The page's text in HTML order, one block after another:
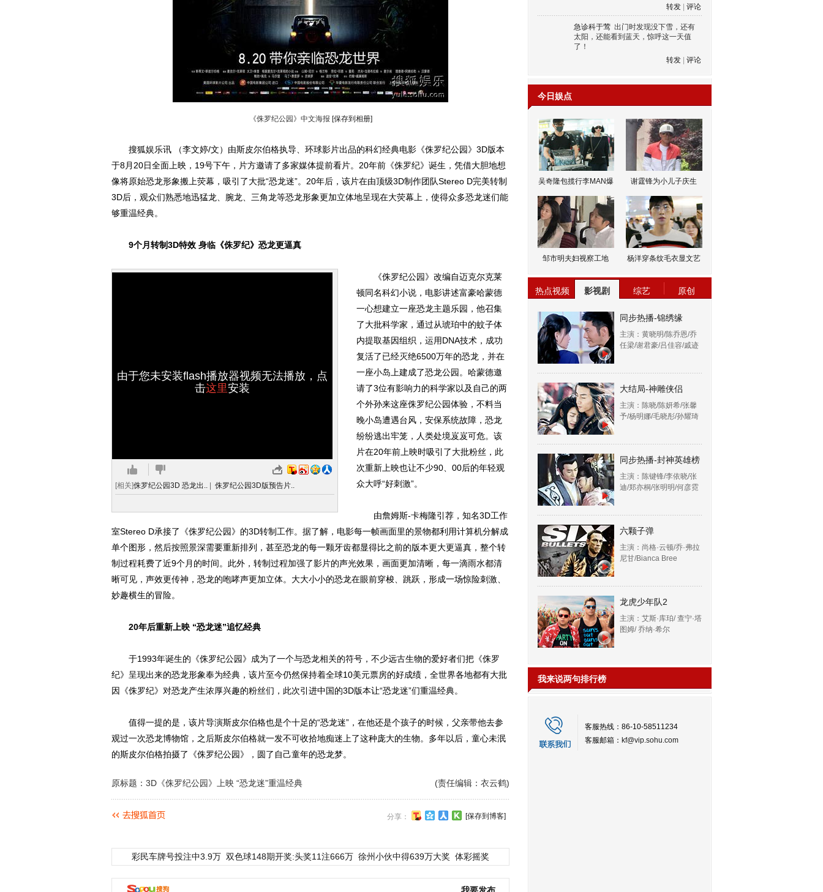
《侏罗纪公园》中文海报 [保存到相册]
搜狐娱乐讯 （李文婷/文）由斯皮尔伯格执导、环球影片出品的科幻经典电影《侏罗纪公园》3D版本
于8月20日全面上映，19号下午，片方邀请了多家媒体提前看片。20年前《侏罗纪》诞生，凭借大胆地想
像将原始恐龙形象搬上荧幕，吸引了大批“恐龙迷”。20年后，该片在由顶级3D制作团队Stereo D完美转制
3D后，观众们熟悉地迅猛龙、腕龙、三角龙等恐龙形象更加立体地呈现在大荧幕上，使得众多恐龙迷们能
够重温经典。
9个月转制3D特效 身临《侏罗纪》恐龙更逼真
由于您未安装flash播放器视频无法播放，点
击这里安装
[相关]侏罗纪公园3D 恐龙出.. 侏罗纪公园3D版预告片..
《侏罗纪公园》改编自迈克尔克莱
顿同名科幻小说，电影讲述富豪哈蒙德
一心想建立一座恐龙主题乐园，他召集
了大批科学家，通过从琥珀中的蚊子体
内提取基因组织，运用DNA技术，成功
复活了已经灭绝6500万年的恐龙，并在
一座小岛上建成了恐龙公园。哈蒙德邀
请了3位有影响力的科学家以及自己的两
个外孙来这座侏罗纪公园体验，不料当
晚小岛遭遇台风，安保系统故障，恐龙
纷纷逃出牢笼，人类处境岌岌可危。该
片在20年前上映时吸引了大批粉丝，此
次重新上映也让不少90、00后的年轻观
众大呼“好刺激”。
由詹姆斯-卡梅隆引荐，知名3D工作
室Stereo D承接了《侏罗纪公园》的3D转制工作。据了解，电影每一帧画面里的景物都利用计算机分解成
单个图形，然后按照景深需要重新排列，甚至恐龙的每一颗牙齿都显得比之前的版本更大更逼真，整个转
制过程耗费了近9个月的时间。此外，转制过程加强了影片的声光效果，画面更加清晰，每一滴雨水都清
晰可见，声效更传神，恐龙的咆哮声更加立体。大大小小的恐龙在眼前穿梭、跳跃，形成一场惊险刺激、
妙趣横生的冒险。
20年后重新上映 “恐龙迷”追忆经典
于1993年诞生的《侏罗纪公园》成为了一个与恐龙相关的符号，不少远古生物的爱好者们把《侏罗
纪》呈现出来的恐龙形象奉为经典，该片至今仍然保持着全球10美元票房的好成绩，全世界各地都有大批
因《侏罗纪》对恐龙产生浓厚兴趣的粉丝们，此次引进中国的3D版本让“恐龙迷”们重温经典。
值得一提的是，该片导演斯皮尔伯格也是个十足的“恐龙迷”，在他还是个孩子的时候，父亲带他去参
观过一次恐龙博物馆，之后斯皮尔伯格就一发不可收拾地痴迷上了这种庞大的生物。多年以后，童心未泯
的斯皮尔伯格拍摄了《侏罗纪公园》，圆了自己童年的恐龙梦。
(责任编辑：衣云鹤)
原标题：3D《侏罗纪公园》上映 “恐龙迷”重温经典
分享： [保存到博客]
彩民车牌号投注中3.9万 双色球148期开奖:头奖11注666万 徐州小伙中得639万大奖 体彩摇奖
转发
评论
急诊科于莺 出门时发现没下雪，还有
太阳，还能看到蓝天，惊呼这一天值
了！
转发
评论
今日娱点
吴奇隆包揽行李MAN爆 谢霆锋为小儿子庆生
邹市明夫妇视察工地 杨洋穿条纹毛衣显文艺
热点视频 影视剧 综艺 原创
同步热播-锦绣缘
主演：黄晓明/陈乔恩/乔
任梁/谢君豪/吕佳容/戚迹
大结局-神雕侠侣
主演：陈晓/陈妍希/张馨
予/杨明娜/毛晓彤/孙耀琦
同步热播-封神英雄榜
主演：陈键锋/李依晓/张
迪/郑亦桐/张明明/何彦霓
六颗子弹
主演：尚格·云顿/乔·弗拉
尼甘/Bianca Bree
龙虎少年队2
主演：艾斯·库珀/ 查宁·塔
图姆/ 乔纳·希尔
我来说两句排行榜
客服热线：86-10-58511234
客服邮箱： kf@vip.sohu.com